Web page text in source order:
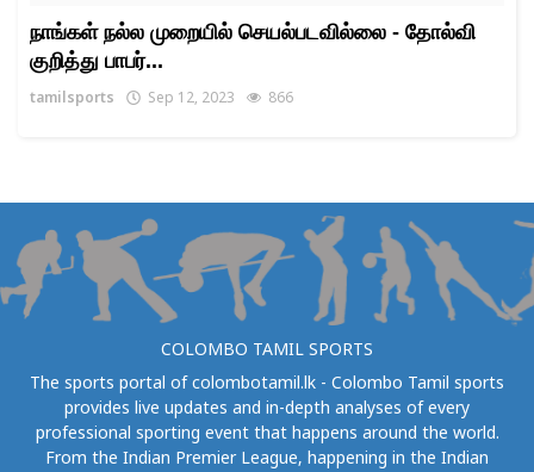
நாங்கள் நல்ல முறையில் செயல்படவில்லை - தோல்வி
குறித்து பாபர்...
tamilsports Sep 12, 2023 866
COLOMBO TAMIL SPORTS
The sports portal of colombotamil.lk - Colombo Tamil sports
provides live updates and in-depth analyses of every
professional sporting event that happens around the world.
From the Indian Premier League, happening in the Indian